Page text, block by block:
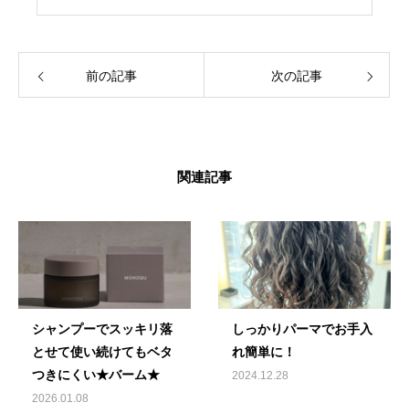
前の記事 次の記事
関連記事
シャンプーでスッキリ落
とせて使い続けてもベタ
つきにくい★バーム★
2026.01.08
しっかりパーマでお手入
れ簡単に！
2024.12.28